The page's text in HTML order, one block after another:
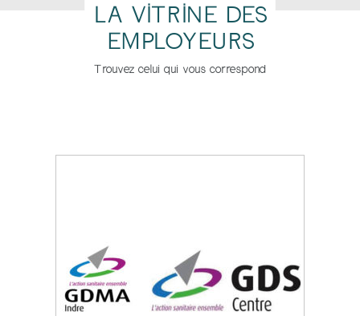
LA VITRINE DES
EMPLOYEURS
Trouvez celui qui vous correspond